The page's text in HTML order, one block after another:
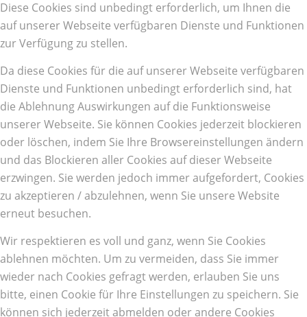
Diese Cookies sind unbedingt erforderlich, um Ihnen die
auf unserer Webseite verfügbaren Dienste und Funktionen
zur Verfügung zu stellen.
Da diese Cookies für die auf unserer Webseite verfügbaren
Dienste und Funktionen unbedingt erforderlich sind, hat
die Ablehnung Auswirkungen auf die Funktionsweise
unserer Webseite. Sie können Cookies jederzeit blockieren
oder löschen, indem Sie Ihre Browsereinstellungen ändern
und das Blockieren aller Cookies auf dieser Webseite
erzwingen. Sie werden jedoch immer aufgefordert, Cookies
zu akzeptieren / abzulehnen, wenn Sie unsere Website
erneut besuchen.
Wir respektieren es voll und ganz, wenn Sie Cookies
ablehnen möchten. Um zu vermeiden, dass Sie immer
wieder nach Cookies gefragt werden, erlauben Sie uns
bitte, einen Cookie für Ihre Einstellungen zu speichern. Sie
können sich jederzeit abmelden oder andere Cookies